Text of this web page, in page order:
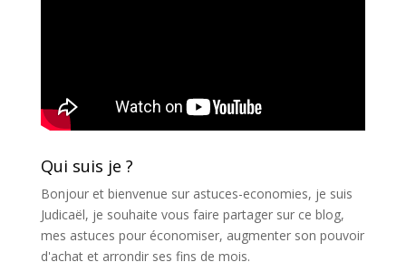
Qui suis je ?
Bonjour et bienvenue sur astuces-economies, je suis
Judicaël, je souhaite vous faire partager sur ce blog,
mes astuces pour économiser, augmenter son pouvoir
d'achat et arrondir ses fins de mois.